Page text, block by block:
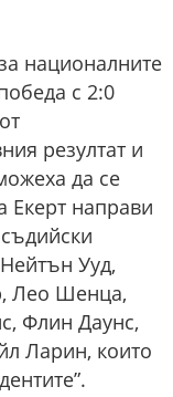
националните
с 2:0
резултат и
да се
Екерт направи
Ууд,
Лео Шенца,
Флин Даунс,
Ларин, които